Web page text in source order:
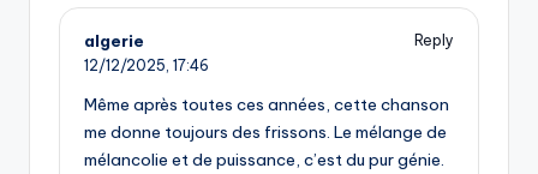
algerie
Reply
12/12/2025, 17:46
Même après toutes ces années, cette chanson
me donne toujours des frissons. Le mélange de
mélancolie et de puissance, c’est du pur génie.